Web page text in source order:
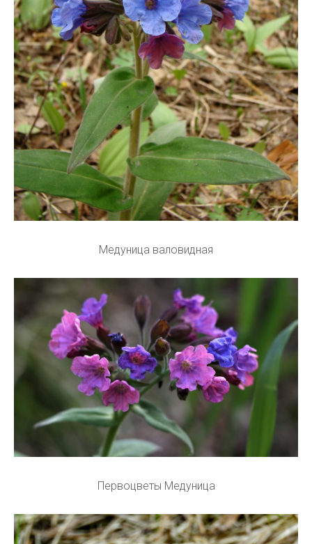
Медуница валовидная
Первоцветы Медуница